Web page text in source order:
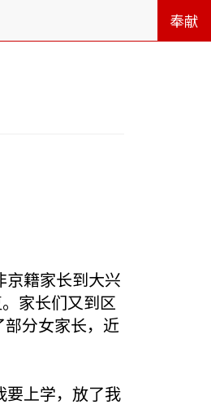
奉献
京籍家长到大兴
家长们又到区
分女家长，近
上学，放了我